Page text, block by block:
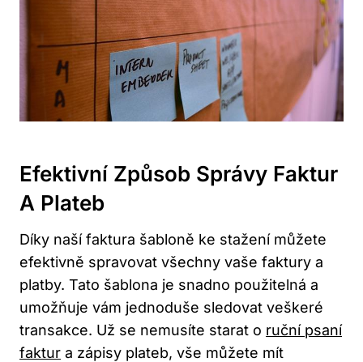
Efektivní Způsob Správy Faktur
A Plateb
Díky naší ⁢faktura šabloně ke stažení můžete
efektivně spravovat‌ všechny‍ vaše faktury a
platby. Tato šablona je snadno použitelná a
umožňuje vám jednoduše sledovat veškeré⁤
transakce. Už se⁣ nemusíte starat o ‍ ruční psaní
faktur a zápisy plateb, vše můžete mít